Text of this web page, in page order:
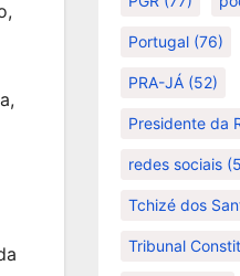
Portugal (76)
PRA-JÁ (52)
Presidente da
redes sociais
Tchizé dos
Tribunal